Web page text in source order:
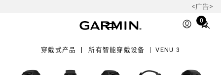
<广告>
0
Total
穿戴式产品 所有智能穿戴设备 VENU 3